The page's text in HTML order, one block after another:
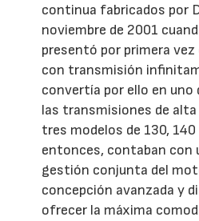
continua fabricados por
noviembre de 2001
presentó por primera
con transmisión
convertía por ello en uno
las transmisiones de
tres modelos de 130, 140
entonces, contaban con
gestión conjunta del
concepción avanzada y
ofrecer la máxima